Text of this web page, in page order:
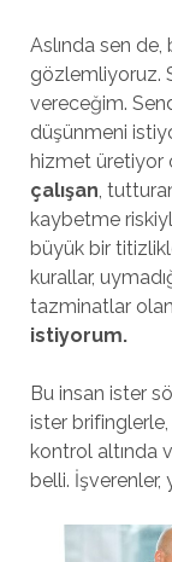
Aslında sen
gözlemliyoruz.
vereceğim.
düşünmeni
hizmet üretiyor
çalışan,
kaybetme
büyük bir
kurallar,
tazminatlar
istiyorum.
Bu insan ister
ister brifinglerle,
kontrol altında
belli. İşverenler,